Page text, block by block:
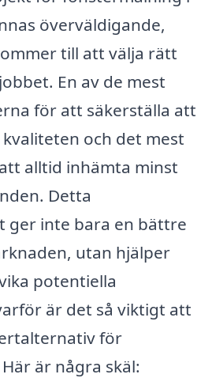
överväldigande,
till att välja rätt
En av de mest
för att säkerställa att
och det mest
alltid inhämta minst
Detta
ger inte bara en bättre
utan hjälper
potentiella
är det så viktigt att
för
är några skäl: